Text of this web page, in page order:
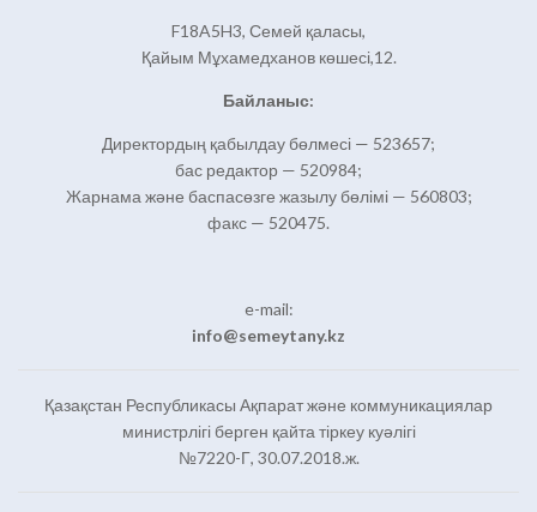
F18A5H3, Семей қаласы,
Қайым Мұхамедханов көшесі,12.
Байланыс:
Директордың қабылдау бөлмесі — 523657;
бас редактор — 520984;
Жарнама және баспасөзге жазылу бөлімі — 560803;
факс — 520475.
e-mail:
info@semeytany.kz
Қазақстан Республикасы Ақпарат және коммуникациялар
министрлігі берген қайта тіркеу куәлігі
№7220-Г, 30.07.2018.ж.